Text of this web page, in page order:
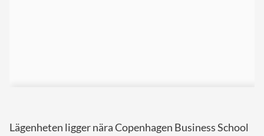
Lägenheten ligger nära Copenhagen Business School